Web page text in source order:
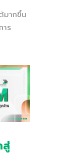
มากขึ้น
าร
สู่